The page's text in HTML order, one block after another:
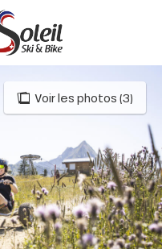
Voir les photos (3)